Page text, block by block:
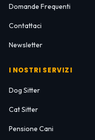
Domande Frequenti
Contattaci
Newsletter
I NOSTRI SERVIZI
Dog Sitter
Cat Sitter
Pensione Cani